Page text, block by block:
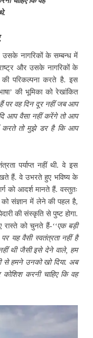
नागरिकों के सम्बन्ध में
और उसके नागरिकों के
की परिकल्पना करते है. इस
की भूमिका को रेखांकित
पर वह दिन दूर नहीं जब आप
आप वैसा नहीं करेंगे तो आप
करते तो मुझे डर है कि आप
पर्याप्त नहीं थी. वे इस
हैं. वे उभरते हुए भविष्य के
को आदर्श मानते हैं. वस्तुतः
को संज्ञान में लेने की पहल है,
की संस्कृति से पुष्ट होगा.
रास्ते को चुनते हैं-‘‘एक बड़ी
यह वैसी स्वतंत्रता नहीं है
थी जैसी इसे देने वाले, हम
से हमने उनको खो दिया. अब
करनी चाहिए कि वह